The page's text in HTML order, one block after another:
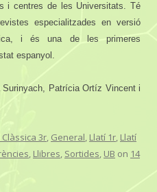
i centres de les Universitats. Té
especialitzades en versió
i és una de les primeres
espanyol.
Surinyach, Patrícia Ortíz Vincent i
3r, General, Llatí 1r, Llatí
, Llibres, Sortides, UB on 14